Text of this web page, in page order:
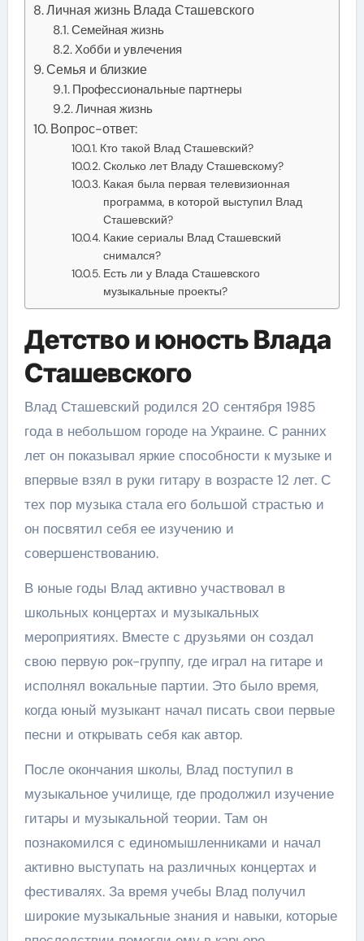
Личная жизнь Влада Сташевского
Семейная жизнь
Хобби и увлечения
Семья и близкие
Профессиональные партнеры
Личная жизнь
Вопрос-ответ:
Кто такой Влад Сташевский?
Сколько лет Владу Сташевскому?
Какая была первая телевизионная
программа, в которой выступил Влад
Сташевский?
Какие сериалы Влад Сташевский
снимался?
Есть ли у Влада Сташевского
музыкальные проекты?
Детство и юность Влада
Сташевского
Влад Сташевский родился 20 сентября 1985
года в небольшом городе на Украине. С ранних
лет он показывал яркие способности к музыке и
впервые взял в руки гитару в возрасте 12 лет. С
тех пор музыка стала его большой страстью и
он посвятил себя ее изучению и
совершенствованию.
В юные годы Влад активно участвовал в
школьных концертах и музыкальных
мероприятиях. Вместе с друзьями он создал
свою первую рок-группу, где играл на гитаре и
исполнял вокальные партии. Это было время,
когда юный музыкант начал писать свои первые
песни и открывать себя как автор.
После окончания школы, Влад поступил в
музыкальное училище, где продолжил изучение
гитары и музыкальной теории. Там он
познакомился с единомышленниками и начал
активно выступать на различных концертах и
фестивалях. За время учебы Влад получил
широкие музыкальные знания и навыки, которые